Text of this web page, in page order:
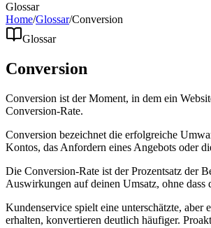
Glossar
Home/Glossar/Conversion
Glossar
Conversion
Conversion ist der Moment, in dem ein
Conversion-Rate.
Conversion bezeichnet die erfolgreiche
Kontos, das Anfordern eines Angebots oder
Die Conversion-Rate ist der Prozentsatz der
Auswirkungen auf deinen Umsatz, ohne dass
Kundenservice spielt eine unterschätzte,
erhalten, konvertieren deutlich häufiger.